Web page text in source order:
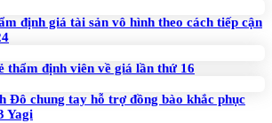
định giá tài sản vô hình theo cách tiếp cận
thẩm định viên về giá lần thứ 16
Đô chung tay hỗ trợ đồng bào khắc phục
Yagi